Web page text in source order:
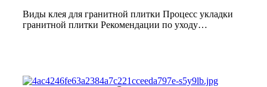
Виды клея для гранитной плитки Процесс укладки
гранитной плитки Рекомендации по уходу…